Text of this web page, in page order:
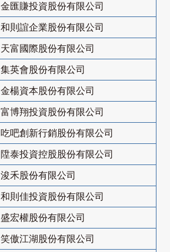
金匯賺投資股份有限公司
和則誼企業股份有限公司
天富國際股份有限公司
集英會股份有限公司
金楊資本股份有限公司
富博翔投資股份有限公司
吃吧創新行銷股份有限公司
陞泰投資控股股份有限公司
浚禾股份有限公司
和則佳投資股份有限公司
盛宏權股份有限公司
笑傲江湖股份有限公司